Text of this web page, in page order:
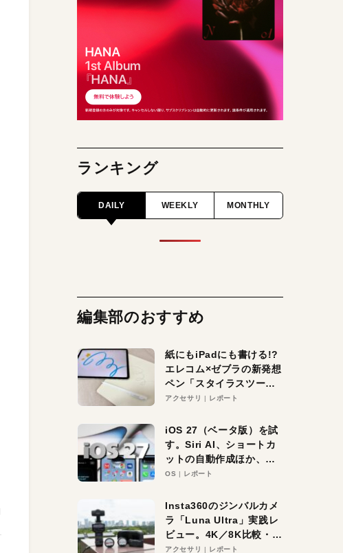
ランキング
DAILY WEEKLY MONTHLY
編集部のおすすめ
紙にもiPadにも書ける!?
エレコム×ゼブラの新発想
ペン「スタイラスツーウ
ェイ」レビュー。持ち替
アクセサリ レポート
iOS 27（ベータ版）を試
す。Siri AI、ショートカ
ットの自動作成ほか、期
待大の便利機能5選。
る未来はすぐそこ！
OS レポート
Insta360のジンバルカメ
ラ「Luna Ultra」実践レ
ビュー。4K／8K比較・ズ
ーム・夜間撮影をチェッ
アクセサリ レポート